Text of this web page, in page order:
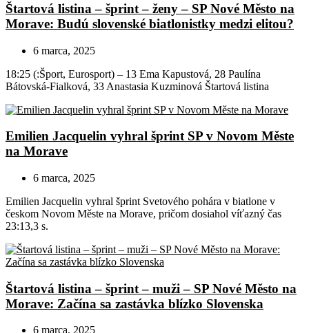
Štartová listina – šprint – ženy – SP Nové Město na
Morave: Budú slovenské biatlonistky medzi elitou?
6 marca, 2025
18:25 (:Šport, Eurosport) – 13 Ema Kapustová, 28 Paulína
Bátovská-Fialková, 33 Anastasia Kuzminová Štartová listina
Emilien Jacquelin vyhral šprint SP v Novom Měste
na Morave
6 marca, 2025
Emilien Jacquelin vyhral šprint Svetového pohára v biatlone v
českom Novom Měste na Morave, pričom dosiahol víťazný čas
23:13,3 s.
Štartová listina – šprint – muži – SP Nové Město na
Morave: Začína sa zastávka blízko Slovenska
6 marca, 2025